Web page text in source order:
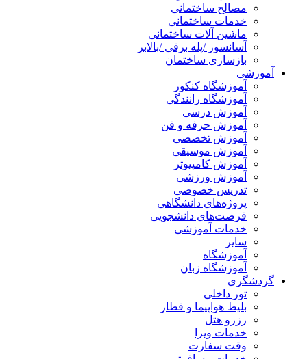
مصالح ساختمانی
خدمات ساختمانی
ماشین آلات ساختمانی
آسانسور /پله برقی /بالابر
بازسازی ساختمان
آموزشی
آموزشگاه کنکور
آموزشگاه رانندگی
آموزش درسی
آموزش حرفه و فن
آموزش تخصصی
آموزش موسیقی
آموزش کامپیوتر
آموزش ورزشی
تدریس خصوصی
پروژه‌های دانشگاهی
فرصت‌های دانشجویی
خدمات آموزشی
سایر
آموزشگاه
آموزشگاه زبان
گردشگری
تور داخلی
بلیط هواپیما و قطار
رزرو هتل
خدمات ویزا
وقت سفارت